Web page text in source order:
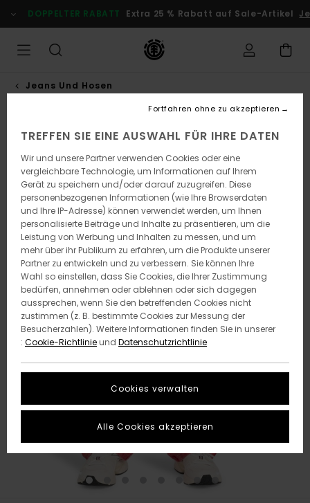
zur
Produktinformation
DOPPELTER RABATT Extra 25 % Rabatt auf Sale-Artikel
Jeans Und Hosen
TREFFEN SIE EINE AUSWAHL FÜR IHRE DATEN
Wir und unsere Partner verwenden Cookies oder eine
vergleichbare Technologie, um Informationen auf Ihrem
Gerät zu speichern und/oder darauf zuzugreifen. Diese
personenbezogenen Informationen (wie Ihre Browserdaten
und Ihre IP-Adresse) können verwendet werden, um Ihnen
personalisierte Beiträge und Inhalte zu präsentieren, um die
Leistung von Werbung und Inhalten zu messen, und um
mehr über ihr Publikum zu erfahren, um die Produkte unserer
Partner zu entwickeln und zu verbessern. Sie können Ihre
Wahl so einstellen, dass Sie Cookies, die Ihrer Zustimmung
bedürfen, annehmen oder ablehnen oder sich dagegen
aussprechen, wenn Sie den betreffenden Cookies nicht
zustimmen (z. B. bestimmte Cookies zur Messung der
Besucherzahlen). Weitere Informationen finden Sie in unserer
: Cookie-Richtlinieund Datenschutzrichtlinie
Cookies verwalten
Fortfahren ohne zu akzeptieren
Alle Cookies akzeptieren